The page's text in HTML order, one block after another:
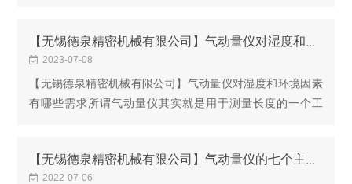
【无锡德泉精密机械有限公司】气动量仪对湿度和环境因素有哪些需求
2023-07-08
【无锡德泉精密机械有限公司】气动量仪对湿度和环境因素
有哪些需求所谓气动量仪其实就是用于测量长度的一个工
【无锡德泉精密机械有限公司】气动量仪的七个主要功能
2022-07-06